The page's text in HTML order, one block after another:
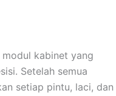
kabinet yang
Setelah semua
setiap pintu, laci, dan